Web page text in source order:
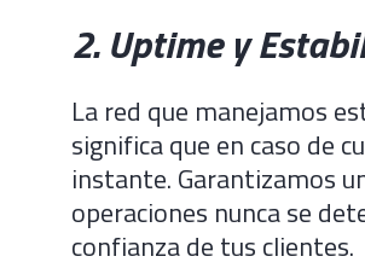
2. Uptime y
La red que manejamos
significa que en caso de
instante. Garantizamos
operaciones nunca se
confianza de tus clientes.